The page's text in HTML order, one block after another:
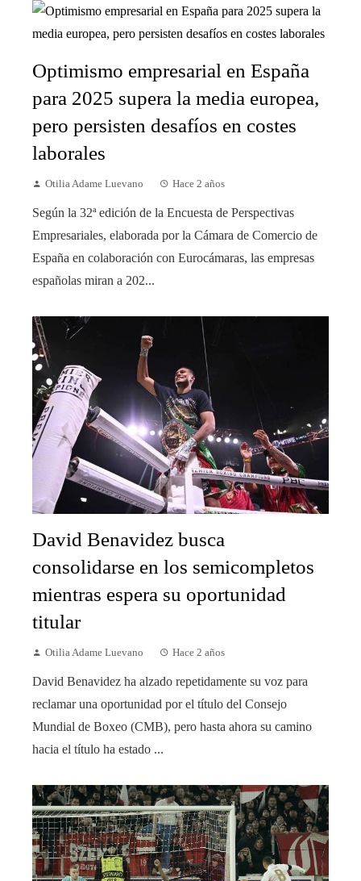
Optimismo empresarial en España
para 2025 supera la media europea,
pero persisten desafíos en costes
laborales
Otilia Adame Luevano Hace 2 años
Según la 32ª edición de la Encuesta de Perspectivas
Empresariales, elaborada por la Cámara de Comercio de
España en colaboración con Eurocámaras, las empresas
españolas miran a 202...
David Benavidez busca
consolidarse en los semicompletos
mientras espera su oportunidad
titular
Otilia Adame Luevano Hace 2 años
David Benavidez ha alzado repetidamente su voz para
reclamar una oportunidad por el título del Consejo
Mundial de Boxeo (CMB), pero hasta ahora su camino
hacia el título ha estado ...